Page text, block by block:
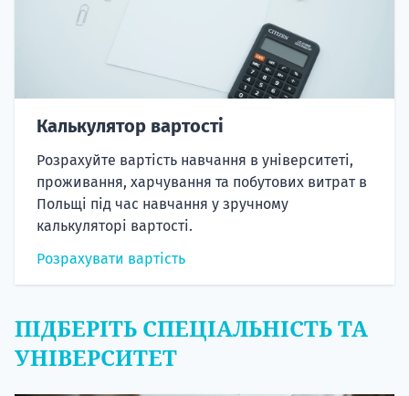
Калькулятор вартості
Розрахуйте вартість навчання в університеті,
проживання, харчування та побутових витрат в
Польщі під час навчання у зручному
калькуляторі вартості.
Розрахувати вартість
ПІДБЕРІТЬ СПЕЦІАЛЬНІСТЬ ТА
УНІВЕРСИТЕТ